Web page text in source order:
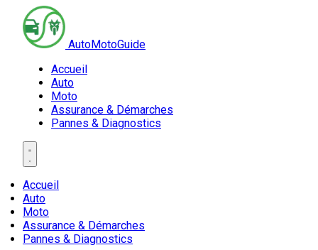
AutoMotoGuide
Accueil
Auto
Moto
Assurance & Démarches
Pannes & Diagnostics
Accueil
Auto
Moto
Assurance & Démarches
Pannes & Diagnostics